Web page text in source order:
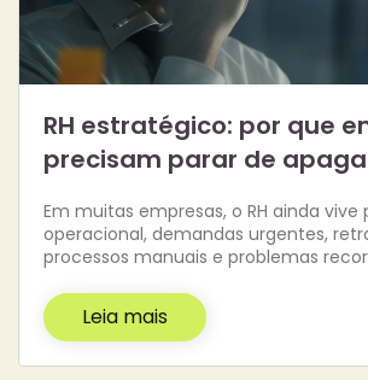
RH estratégico: por que
precisam parar de
Em muitas empresas, o RH ainda vive
operacional, demandas urgentes,
processos manuais e problemas
Leia mais